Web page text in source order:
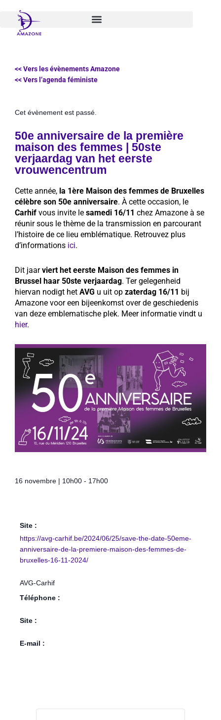
contenu
<< Vers les évènements Amazone
<< Vers l’agenda féministe
Cet évènement est passé.
50e anniversaire de la première
maison des femmes | 50ste
verjaardag van het eerste
vrouwencentrum
Cette année, la 1ère Maison des femmes de Bruxelles
célèbre son 50e anniversaire. À cette occasion, le
Carhif vous invite le samedi 16/11 chez Amazone à se
réunir sous le thème de la transmission en parcourant
l’histoire de ce lieu emblématique. Retrouvez plus
d’informations ici.
Dit jaarviert het eerste Maison des femmes in
Brussel haar 50ste verjaardag. Ter gelegenheid
hiervan nodigt het AVG u uit op zaterdag 16/11 bij
Amazone voor een bijeenkomst over de geschiedenis
van deze emblematische plek. Meer informatie vindt u
hier.
16 novembre 10h00 - 17h00
Site :
https://avg-carhif.be/2024/06/25/save-the-date-50eme-
anniversaire-de-la-premiere-maison-des-femmes-de-
bruxelles-16-11-2024/
AVG-Carhif
Téléphone :
Site :
E-mail :